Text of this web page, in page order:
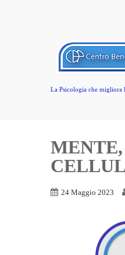
La Psicologia che migliora
24 Maggio 2023